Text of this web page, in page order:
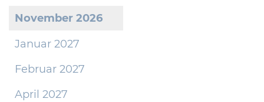
November 2026
Januar 2027
Februar 2027
April 2027